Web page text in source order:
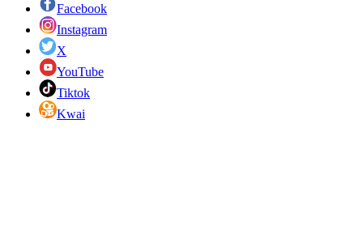
Facebook
Instagram
X
YouTube
Tiktok
Kwai